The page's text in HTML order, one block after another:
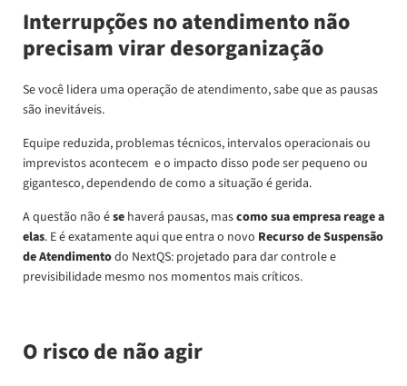
Interrupções no atendimento não
precisam virar desorganização
Se você lidera uma operação de atendimento, sabe que as pausas
são inevitáveis.
Equipe reduzida, problemas técnicos, intervalos operacionais ou
imprevistos acontecem e o impacto disso pode ser pequeno ou
gigantesco, dependendo de como a situação é gerida.
A questão não ése haverá pausas, mascomo sua empresa reage a
elas. E é exatamente aqui que entra o novo Recurso de Suspensão
de Atendimentodo NextQS: projetado para dar controle e
previsibilidade mesmo nos momentos mais críticos.
O risco de não agir